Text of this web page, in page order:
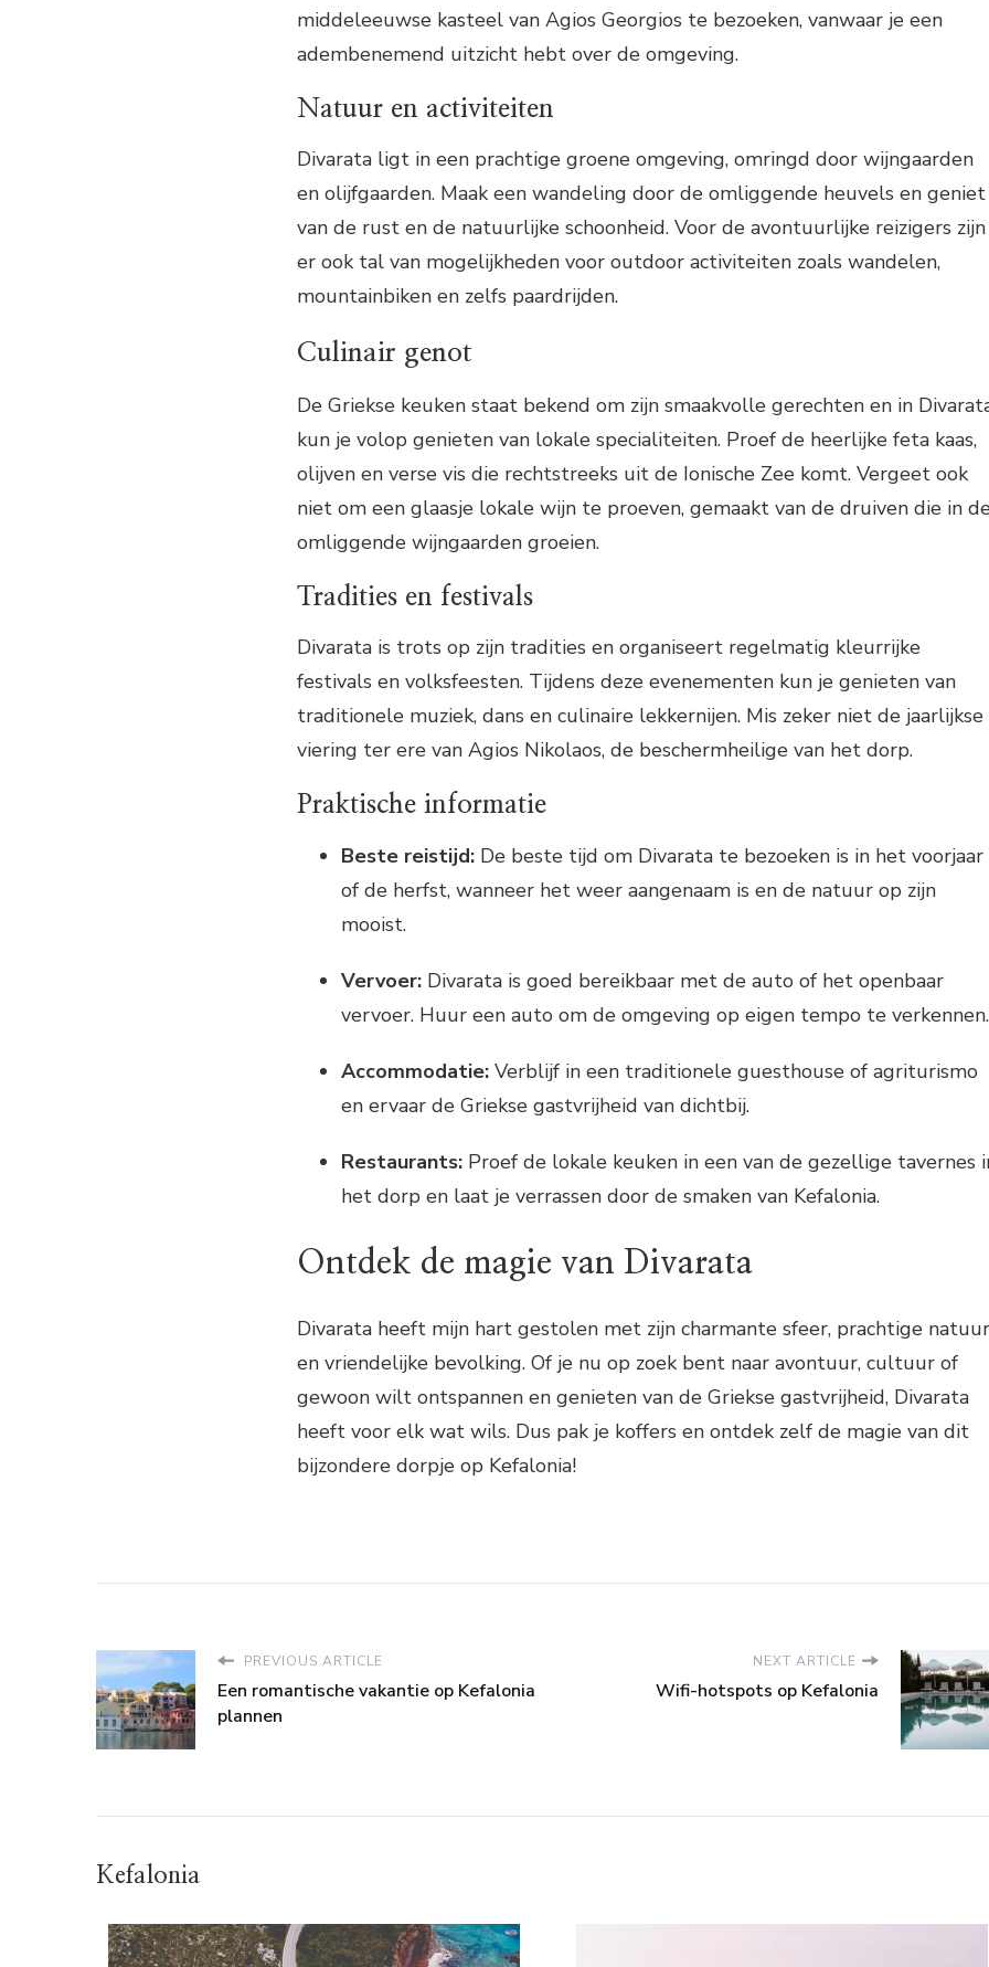
middeleeuwse kasteel van Agios Georgios te bezoeken, vanwaar je een
adembenemend uitzicht hebt over de omgeving.
Natuur en activiteiten
Divarata ligt in een prachtige groene omgeving, omringd door wijngaarden
en olijfgaarden. Maak een wandeling door de omliggende heuvels en geniet
van de rust en de natuurlijke schoonheid. Voor de avontuurlijke reizigers zijn
er ook tal van mogelijkheden voor outdoor activiteiten zoals wandelen,
mountainbiken en zelfs paardrijden.
Culinair genot
De Griekse keuken staat bekend om zijn smaakvolle gerechten en in
kun je volop genieten van lokale specialiteiten. Proef de heerlijke feta kaas,
olijven en verse vis die rechtstreeks uit de Ionische Zee komt. Vergeet ook
niet om een glaasje lokale wijn te proeven, gemaakt van de druiven die in
omliggende wijngaarden groeien.
Tradities en festivals
Divarata is trots op zijn tradities en organiseert regelmatig kleurrijke
festivals en volksfeesten. Tijdens deze evenementen kun je genieten van
traditionele muziek, dans en culinaire lekkernijen. Mis zeker niet de jaarlijkse
viering ter ere van Agios Nikolaos, de beschermheilige van het dorp.
Praktische informatie
Beste reistijd: De beste tijd om Divarata te bezoeken is in het voorjaar
of de herfst, wanneer het weer aangenaam is en de natuur op zijn
mooist.
Vervoer: Divarata is goed bereikbaar met de auto of het openbaar
vervoer. Huur een auto om de omgeving op eigen tempo te verkennen.
Accommodatie: Verblijf in een traditionele guesthouse of agriturismo
en ervaar de Griekse gastvrijheid van dichtbij.
Restaurants: Proef de lokale keuken in een van de gezellige tavernes
het dorp en laat je verrassen door de smaken van Kefalonia.
Ontdek de magie van Divarata
Divarata heeft mijn hart gestolen met zijn charmante sfeer, prachtige natuur
en vriendelijke bevolking. Of je nu op zoek bent naar avontuur, cultuur of
gewoon wilt ontspannen en genieten van de Griekse gastvrijheid, Divarata
heeft voor elk wat wils. Dus pak je koffers en ontdek zelf de magie van dit
bijzondere dorpje op Kefalonia!
PREVIOUS ARTICLE
Een romantische vakantie op Kefalonia
plannen
NEXT ARTICLE
Wifi-hotspots op Kefalonia
Kefalonia